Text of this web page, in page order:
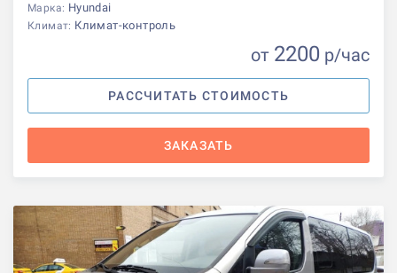
Марка: Hyundai
Климат: Климат-контроль
от 2200 р/час
РАССЧИТАТЬ СТОИМОСТЬ
ЗАКАЗАТЬ